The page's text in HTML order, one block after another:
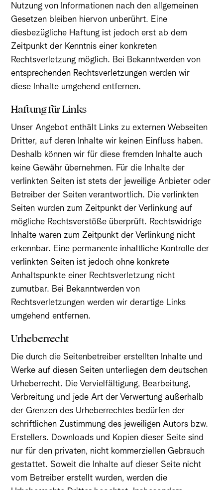
Nutzung von Informationen nach den allgemeinen
Gesetzen bleiben hiervon unberührt. Eine
diesbezügliche Haftung ist jedoch erst ab dem
Zeitpunkt der Kenntnis einer konkreten
Rechtsverletzung möglich. Bei Bekanntwerden von
entsprechenden Rechtsverletzungen werden wir
diese Inhalte umgehend entfernen.
Haftung für Links
Unser Angebot enthält Links zu externen Webseiten
Dritter, auf deren Inhalte wir keinen Einfluss haben.
Deshalb können wir für diese fremden Inhalte auch
keine Gewähr übernehmen. Für die Inhalte der
verlinkten Seiten ist stets der jeweilige Anbieter oder
Betreiber der Seiten verantwortlich. Die verlinkten
Seiten wurden zum Zeitpunkt der Verlinkung auf
mögliche Rechtsverstöße überprüft. Rechtswidrige
Inhalte waren zum Zeitpunkt der Verlinkung nicht
erkennbar. Eine permanente inhaltliche Kontrolle der
verlinkten Seiten ist jedoch ohne konkrete
Anhaltspunkte einer Rechtsverletzung nicht
zumutbar. Bei Bekanntwerden von
Rechtsverletzungen werden wir derartige Links
umgehend entfernen.
Urheberrecht
Die durch die Seitenbetreiber erstellten Inhalte und
Werke auf diesen Seiten unterliegen dem deutschen
Urheberrecht. Die Vervielfältigung, Bearbeitung,
Verbreitung und jede Art der Verwertung außerhalb
der Grenzen des Urheberrechtes bedürfen der
schriftlichen Zustimmung des jeweiligen Autors bzw.
Erstellers. Downloads und Kopien dieser Seite sind
nur für den privaten, nicht kommerziellen Gebrauch
gestattet. Soweit die Inhalte auf dieser Seite nicht
vom Betreiber erstellt wurden, werden die